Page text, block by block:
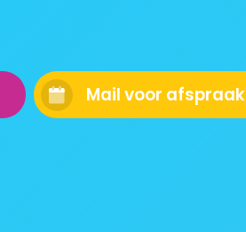
Mail voor afspraak